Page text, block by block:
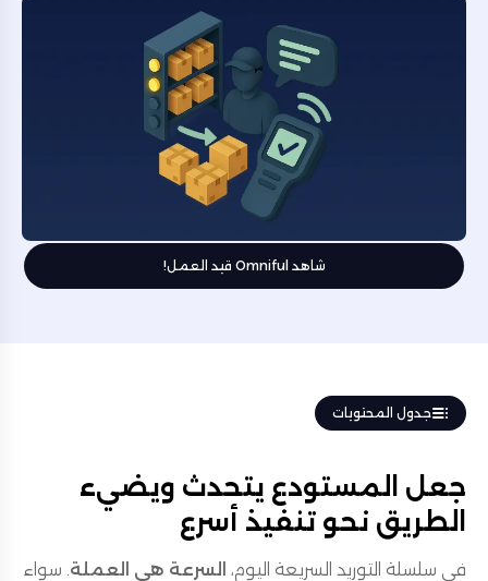
شاهد Omniful قيد العمل!
جدول المحتويات
جعل المستودع يتحدث ويضيء
الطريق نحو تنفيذ أسرع
في سلسلة التوريد السريعة اليوم، السرعة هي العملة . سواء